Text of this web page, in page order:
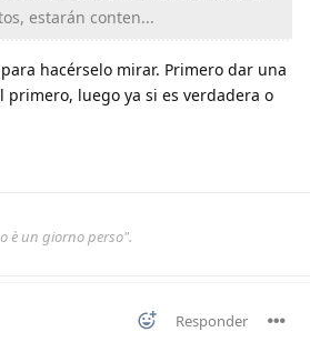
estarán conten...
hacérselo mirar. Primero dar una
primero, luego ya si es verdadera o
è un giorno perso".
Responder